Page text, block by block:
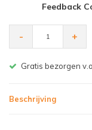
Feedback
- +
Gratis bezorgen
Beschrijving